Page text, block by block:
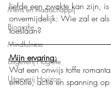
Mens en maatschappij
Biografie
Mindfulness
Uitgeverij Hogrefe
Uitgeverij Horizon
liefde een zwakte kan zijn, is
onvermijdelijk: Wie zal er als
toeslaan?
Mijn ervaring:
Wat een onwijs toffe
emotie, actie en spanning